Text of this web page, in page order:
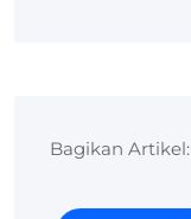
Bagikan Artikel: